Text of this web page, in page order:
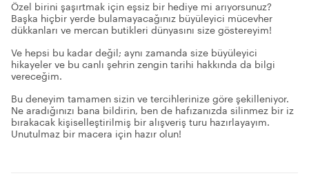
Özel birini şaşırtmak için eşsiz bir hediye mi arıyorsunuz?
Başka hiçbir yerde bulamayacağınız büyüleyici mücevher
dükkanları ve mercan butikleri dünyasını size göstereyim!
Ve hepsi bu kadar değil; aynı zamanda size büyüleyici
hikayeler ve bu canlı şehrin zengin tarihi hakkında da bilgi
vereceğim.
Bu deneyim tamamen sizin ve tercihlerinize göre şekilleniyor.
Ne aradığınızı bana bildirin, ben de hafızanızda silinmez bir iz
bırakacak kişiselleştirilmiş bir alışveriş turu hazırlayayım.
Unutulmaz bir macera için hazır olun!